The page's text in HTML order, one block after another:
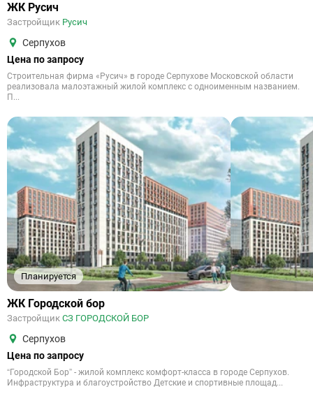
ЖК Русич
Застройщик Русич
Серпухов
Цена по запросу
Строительная фирма «Русич» в городе Серпухове Московской области
реализовала малоэтажный жилой комплекс с одноименным названием.
П...
Планируется
ЖК Городской бор
Застройщик СЗ ГОРОДСКОЙ БОР
Серпухов
Цена по запросу
“Городской Бор” - жилой комплекс комфорт-класса в городе Серпухов.
Инфраструктура и благоустройство Детские и спортивные площад...